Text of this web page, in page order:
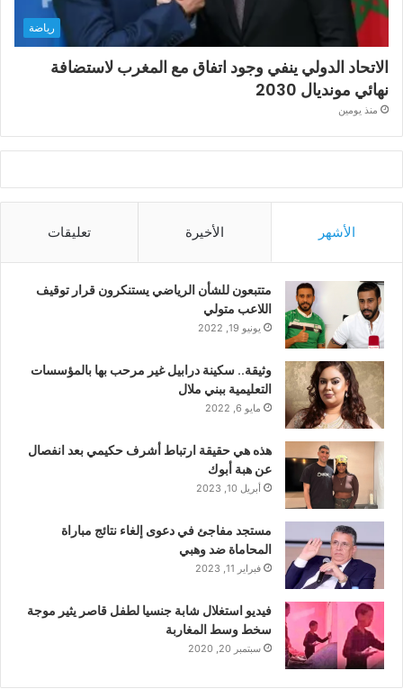
رياضة
الاتحاد الدولي ينفي وجود اتفاق مع المغرب لاستضافة
نهائي مونديال 2030
منذ يومين
الأشهر الأخيرة تعليقات
متتبعون للشأن الرياضي يستنكرون قرار توقيف
اللاعب متولي
يونيو 19, 2022
وثيقة.. سكينة درابيل غير مرحب بها بالمؤسسات
التعليمية ببني ملال
مايو 6, 2022
هذه هي حقيقة ارتباط أشرف حكيمي بعد انفصال
عن هبة أبوك
أبريل 10, 2023
مستجد مفاجئ في دعوى إلغاء نتائج مباراة
المحاماة ضد وهبي
فبراير 11, 2023
فيديو استغلال شابة جنسيا لطفل قاصر يثير موجة
سخط وسط المغاربة
سبتمبر 20, 2020